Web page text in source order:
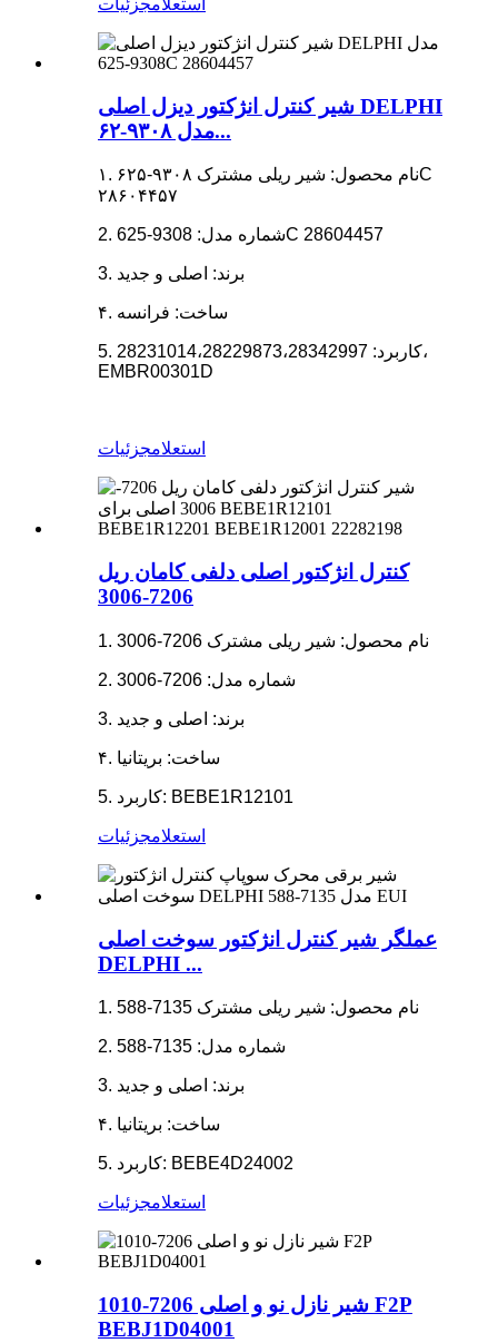
استعلامجزئیات
شیر کنترل انژکتور دیزل اصلی DELPHI
مدل ۹۳۰۸-۶۲...
۱. نام محصول: شیر ریلی مشترک ۹۳۰۸-۶۲۵C
۲۸۶۰۴۴۵۷
2. شماره مدل: 9308-625C 28604457
3. برند: اصلی و جدید
۴. ساخت: فرانسه
5. کاربرد: 28231014،28229873،28342997،
EMBR00301D
استعلامجزئیات
کنترل انژکتور اصلی دلفی کامان ریل
7206-3006
1. نام محصول: شیر ریلی مشترک 7206-3006
2. شماره مدل: 7206-3006
3. برند: اصلی و جدید
۴. ساخت: بریتانیا
5. کاربرد: BEBE1R12101
استعلامجزئیات
عملگر شیر کنترل انژکتور سوخت اصلی
DELPHI ...
1. نام محصول: شیر ریلی مشترک 7135-588
2. شماره مدل: 7135-588
3. برند: اصلی و جدید
۴. ساخت: بریتانیا
5. کاربرد: BEBE4D24002
استعلامجزئیات
شیر نازل نو و اصلی 7206-1010 F2P
BEBJ1D04001